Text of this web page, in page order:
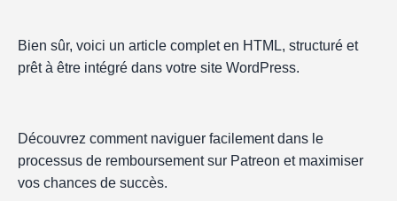
Bien sûr, voici un article complet en HTML, structuré et
prêt à être intégré dans votre site WordPress.
Découvrez comment naviguer facilement dans le
processus de remboursement sur Patreon et maximiser
vos chances de succès.